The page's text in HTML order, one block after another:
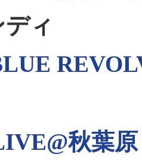
ィ
秋葉